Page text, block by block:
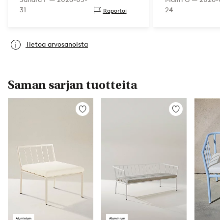
31
Raportoi
24
Tietoa arvosanoista
Saman sarjan tuotteita
Lisää
Lisää
suosikkeihin